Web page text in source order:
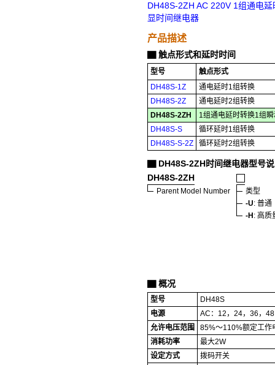
DH48S-2ZH AC 220V 1组通电
显时间继电器
产品描述
触点形式和延时时间
型号
触点形式
DH48S-1Z
通电延时1组转换
DH48S-2Z
通电延时2组转换
DH48S-2ZH
1组通电延时转换1组
DH48S-S
循环延时1组转换
DH48S-S-2Z
循环延时2组转换
DH48S-2ZH时间继电器型号
DH48S-2ZH
Parent Model Number
类型
-U: 普通
-H : 高质
概况
型号
DH48S
电源
AC：12，24，36，
允许电压范围
85%～110%额定工作
消耗功率
最大2W
设定方式
拨码开关